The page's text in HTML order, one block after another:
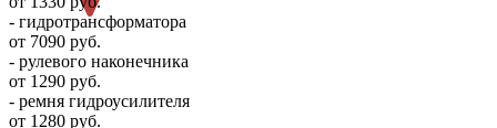
- гидротрансформатора
от 7090 руб.
- рулевого наконечника
от 1290 руб.
- ремня гидроусилителя
от 1280 руб.